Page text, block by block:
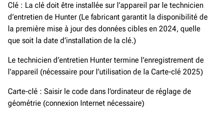
Clé : La clé doit être installée sur l’appareil par le technicien
d’entretien de Hunter (Le fabricant garantit la disponibilité de
la première mise à jour des données cibles en 2024, quelle
que soit la date d’installation de la clé.)
Le technicien d’entretien Hunter termine l’enregistrement de
l’appareil (nécessaire pour l’utilisation de la Carte-clé 2025)
Carte-clé : Saisir le code dans l’ordinateur de réglage de
géométrie (connexion Internet nécessaire)